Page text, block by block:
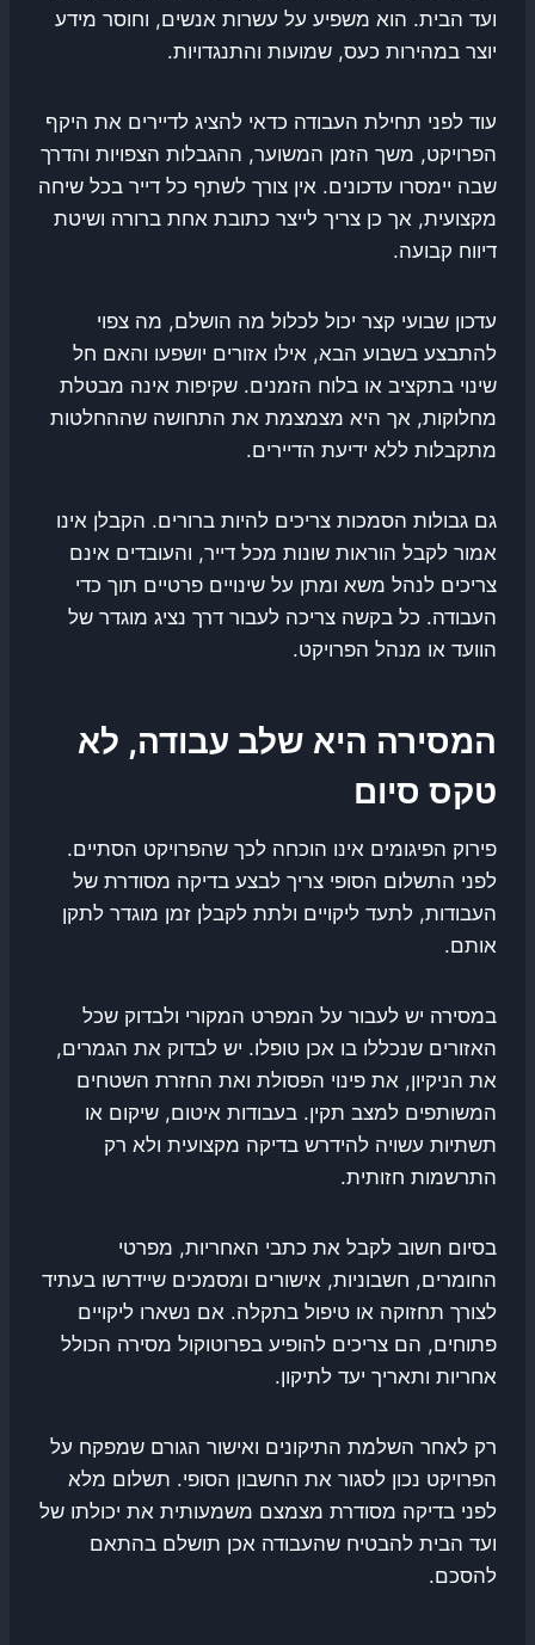
ועד הבית. הוא משפיע על עשרות אנשים, וחוסר מידע
יוצר במהירות כעס, שמועות והתנגדויות.
עוד לפני תחילת העבודה כדאי להציג לדיירים את היקף
הפרויקט, משך הזמן המשוער, ההגבלות הצפויות והדרך
שבה יימסרו עדכונים. אין צורך לשתף כל דייר בכל שיחה
מקצועית, אך כן צריך לייצר כתובת אחת ברורה ושיטת
דיווח קבועה.
עדכון שבועי קצר יכול לכלול מה הושלם, מה צפוי
להתבצע בשבוע הבא, אילו אזורים יושפעו והאם חל
שינוי בתקציב או בלוח הזמנים. שקיפות אינה מבטלת
מחלוקות, אך היא מצמצמת את התחושה שההחלטות
מתקבלות ללא ידיעת הדיירים.
גם גבולות הסמכות צריכים להיות ברורים. הקבלן אינו
אמור לקבל הוראות שונות מכל דייר, והעובדים אינם
צריכים לנהל משא ומתן על שינויים פרטיים תוך כדי
העבודה. כל בקשה צריכה לעבור דרך נציג מוגדר של
הוועד או מנהל הפרויקט.
המסירה היא שלב עבודה, לא
טקס סיום
פירוק הפיגומים אינו הוכחה לכך שהפרויקט הסתיים.
לפני התשלום הסופי צריך לבצע בדיקה מסודרת של
העבודות, לתעד ליקויים ולתת לקבלן זמן מוגדר לתקן
אותם.
במסירה יש לעבור על המפרט המקורי ולבדוק שכל
האזורים שנכללו בו אכן טופלו. יש לבדוק את הגמרים,
את הניקיון, את פינוי הפסולת ואת החזרת השטחים
המשותפים למצב תקין. בעבודות איטום, שיקום או
תשתיות עשויה להידרש בדיקה מקצועית ולא רק
התרשמות חזותית.
בסיום חשוב לקבל את כתבי האחריות, מפרטי
החומרים, חשבוניות, אישורים ומסמכים שיידרשו בעתיד
לצורך תחזוקה או טיפול בתקלה. אם נשארו ליקויים
פתוחים, הם צריכים להופיע בפרוטוקול מסירה הכולל
אחריות ותאריך יעד לתיקון.
רק לאחר השלמת התיקונים ואישור הגורם שמפקח על
הפרויקט נכון לסגור את החשבון הסופי. תשלום מלא
לפני בדיקה מסודרת מצמצם משמעותית את יכולתו של
ועד הבית להבטיח שהעבודה אכן תושלם בהתאם
להסכם.